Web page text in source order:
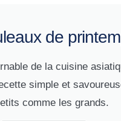
de
de la cuisine
simple et
comme les grands.